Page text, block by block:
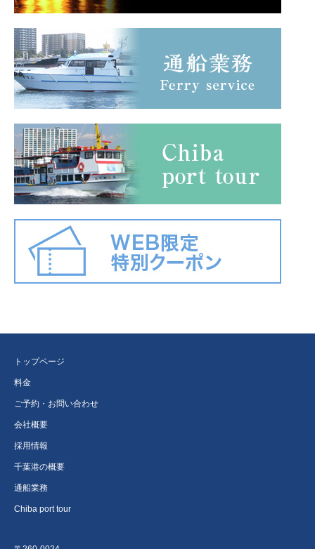
トップページ
料金
ご予約・お問い合わせ
会社概要
採用情報
千葉港の概要
通船業務
Chiba port tour